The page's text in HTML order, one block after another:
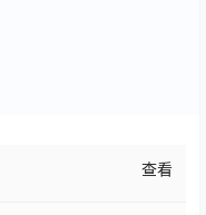
查看